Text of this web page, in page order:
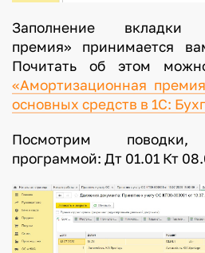
Заполнение вкладки
премия» принимается
Почитать об этом
«Амортизационная
основных средств в 1С:
Посмотрим поводки,
программой: Дт 01.01 Кт